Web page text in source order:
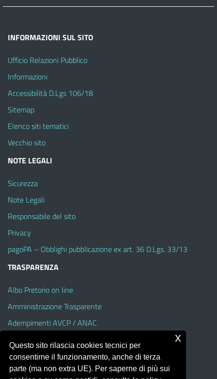
INFORMAZIONI SUL SITO
Ufficio Relazioni Pubblico
Informazioni
Accessibilità D.Lgs 106/18
Sitemap
Elenco siti tematici
Vecchio sito
NOTE LEGALI
Sicurezza
Note Legali
Responsabile del sito
Privacy
pagoPA – Obblighi pubblicazione ex art. 36 D.Lgs. 33/13
TRASPARENZA
Albo Pretorio on line
Amministrazione Trasparente
Adempimenti AVCP / ANAC
Dichiarazione di accessibilità
Questo sito rilascia cookies tecnici per
consentirne il funzionamento, anche di terza
parte (ma non extra UE). Per saperne di più sui
x